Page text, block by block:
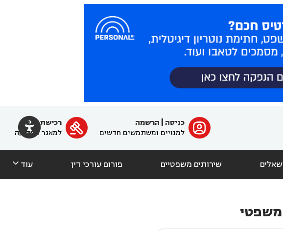
 ﱐ כניסה
הרשמה
למנויים ומשתמשים חדשים

רכישת מנוי
למאגר הפסיקה
שירותים משפטיים פורום עורכי דין עוד 
משפטי